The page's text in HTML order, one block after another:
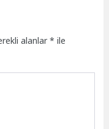
alanlar* ile